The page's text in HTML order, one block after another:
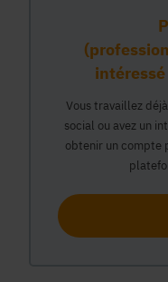
Vous travaillez
social ou avez un
obtenir un compte